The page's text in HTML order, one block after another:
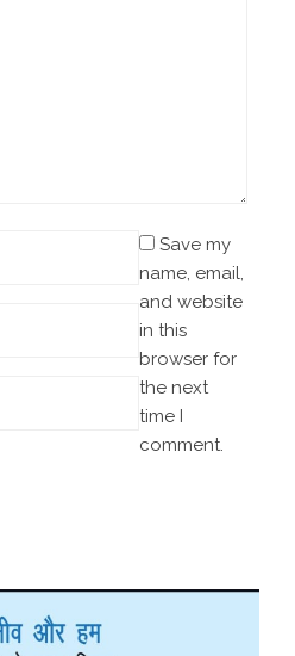
Save my
name, email,
and website
in this
browser for
the next
time I
comment.